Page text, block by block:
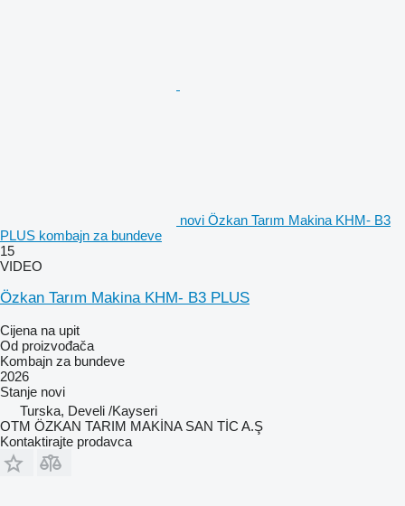
novi Özkan Tarım Makina KHM- B3
PLUS kombajn za bundeve
15
VIDEO
Özkan Tarım Makina KHM- B3 PLUS
Cijena na upit
Od proizvođača
Kombajn za bundeve
2026
Stanje novi
Turska, Develi /Kayseri
OTM ÖZKAN TARIM MAKİNA SAN TİC A.Ş
Kontaktirajte prodavca